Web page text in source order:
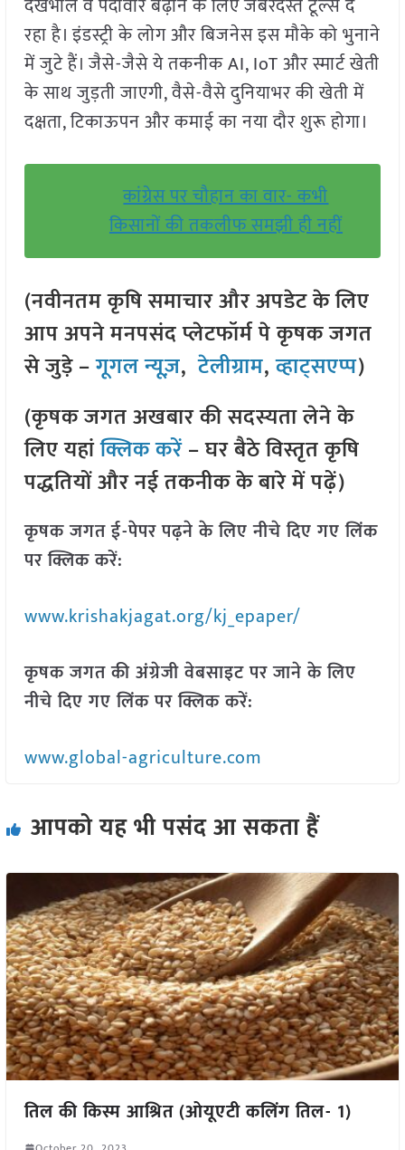
देखभाल व पैदावार बढ़ाने के लिए जबरदस्त टूल्स दे
रहा है। इंडस्ट्री के लोग और बिजनेस इस मौके को भुनाने
में जुटे हैं। जैसे-जैसे ये तकनीक AI, IoT और स्मार्ट खेती
के साथ जुड़ती जाएगी, वैसे-वैसे दुनियाभर की खेती में
दक्षता, टिकाऊपन और कमाई का नया दौर शुरू होगा।
कांग्रेस पर चौहान का वार- कभी
किसानों की तकलीफ समझी ही नहीं
(नवीनतम कृषि समाचार और अपडेट के लिए
आप अपने मनपसंद प्लेटफॉर्म पे कृषक जगत
से जुड़े –गूगल न्यूज़,टेलीग्राम,व्हाट्सएप्प)
(कृषक जगत अखबार की सदस्यता लेने के
लिए यहांक्लिक करें– घर बैठे विस्तृत कृषि
पद्धतियों और नई तकनीक के बारे में पढ़ें)
कृषक जगत ई-पेपर पढ़ने के लिए नीचे दिए गए लिंक
पर क्लिक करें:
www.krishakjagat.org/kj_epaper/
कृषक जगत की अंग्रेजी वेबसाइट पर जाने के लिए
नीचे दिए गए लिंक पर क्लिक करें:
www.global-agriculture.com
आपको यह भी पसंद आ सकता हैं
तिल की किस्म आश्रित (ओयूएटी कलिंग तिल- 1)